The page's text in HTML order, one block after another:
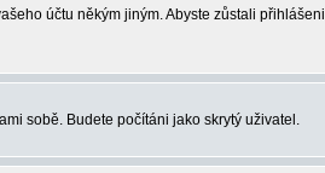
účtu někým jiným. Abyste zůstali
sobě. Budete počítáni jako skrytý uživatel.